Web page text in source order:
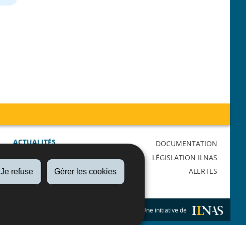
Je refuse Gérer les cookies
ACTUALITÉS
FORMATIONS
PUBLICATIONS
DOCUMENTATION
LÉGISLATION ILNAS
ALERTES
Une initiative de